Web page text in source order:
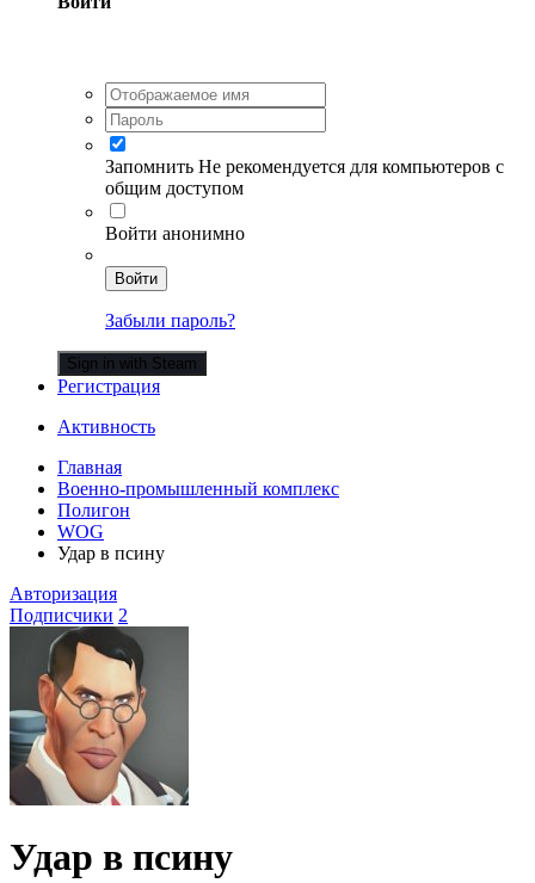
Запомнить Не рекомендуется для компьютеров с
общим доступом
Войти анонимно
Войти
Забыли пароль?
Sign in with Steam
Регистрация
Активность
Главная
Военно-промышленный комплекс
Полигон
WOG
Удар в псину
Авторизация
Подписчики 2
Удар в псину